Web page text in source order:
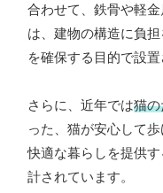
合わせて、鉄骨や軽
は、建物の構造に負
を確保する目的で設
さらに、近年では猫
った、猫が安心して
快適な暮らしを提供
計されています。